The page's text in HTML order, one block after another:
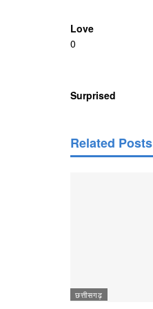
Love
0
Surprised
Related Posts
छत्तीसगढ़